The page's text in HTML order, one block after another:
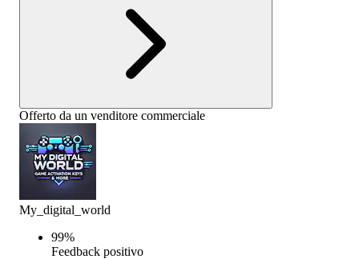
Offerto da un venditore commerciale
My_digital_world
99%
Feedback positivo